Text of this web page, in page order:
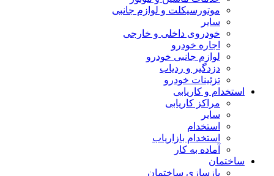
موتورسیکلت و لوازم جانبی
سایر
خودروی داخلی و خارجی
اجاره خودرو
لوازم جانبی خودرو
دزدگیر و ردیاب
تزئینات خودرو
استخدام و کاریابی
مراکز کاریابی
سایر
استخدام
استخدام بازاریاب
آماده به کار
ساختمان
بازسازی ساختمان